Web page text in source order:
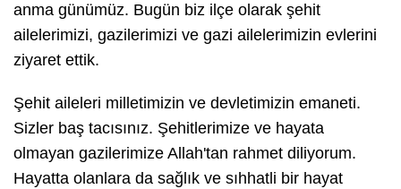
anma günümüz. Bugün biz ilçe olarak şehit
ailelerimizi, gazilerimizi ve gazi ailelerimizin evlerini
ziyaret ettik.
Şehit aileleri milletimizin ve devletimizin emaneti.
Sizler baş tacısınız. Şehitlerimize ve hayata
olmayan gazilerimize Allah'tan rahmet diliyorum.
Hayatta olanlara da sağlık ve sıhhatli bir hayat